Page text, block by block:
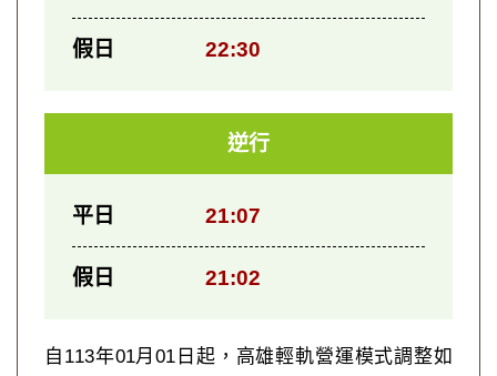
假日 22:30
逆行
平日 21:07
假日 21:02
自113年01月01日起，高雄輕軌營運模式調整如